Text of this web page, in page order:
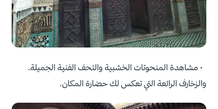
• مشاهدة المنحوتات الخشبية والتحف الفنية الجميلة،
والزخارف الرائعة التي تعكس لك حضارة المكان.